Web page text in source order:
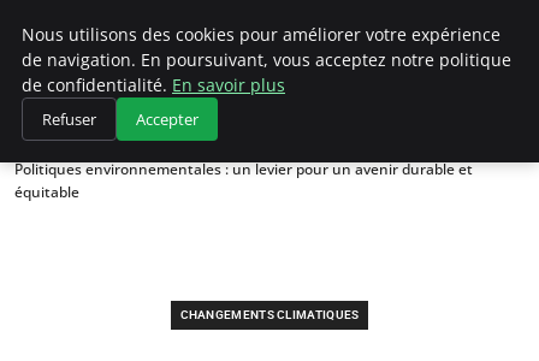
Climategatecountryclub.com
Accueil
Changements climatiques
Politiques environnementales : un levier pour un avenir durable et
équitable
CHANGEMENTS CLIMATIQUES
Nous utilisons des cookies pour améliorer votre expérience
de navigation. En poursuivant, vous acceptez notre politique
de confidentialité. En savoir plus
Refuser Accepter